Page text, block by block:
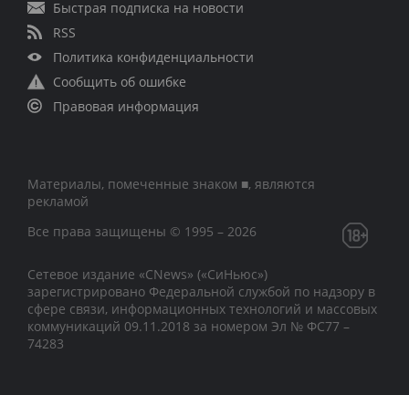
Быстрая подписка на новости
RSS
Политика конфиденциальности
Сообщить об ошибке
Правовая информация
Материалы, помеченные знаком ■, являются
рекламой
Все права защищены © 1995 – 2026
Сетевое издание «CNews» («СиНьюс»)
зарегистрировано Федеральной службой по надзору в
сфере связи, информационных технологий и массовых
коммуникаций 09.11.2018 за номером Эл № ФС77 –
74283